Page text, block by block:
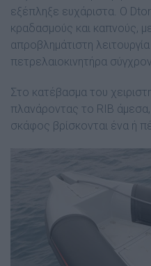
εξέπληξε ευχάριστα. Ο
κραδασµούς και καπνούς,
απροβληµάτιστη
πετρελαιοκινητήρα
Στο κατέβασµα του
πλανάροντας το RIB
σκάφος βρίσκονται ένα ή